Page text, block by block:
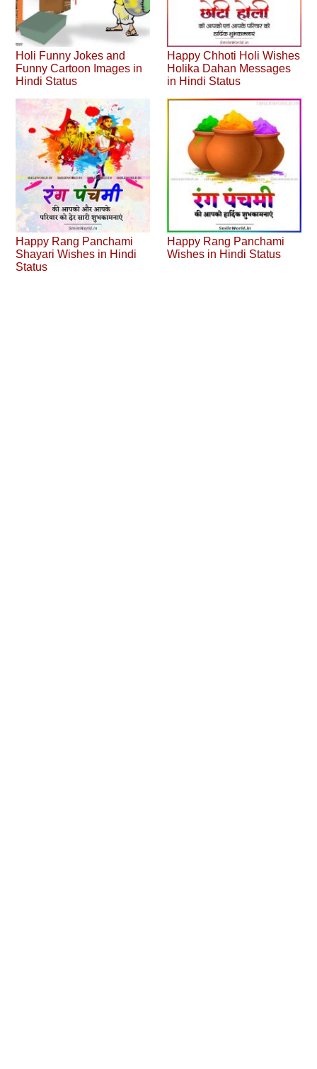
Holi Funny Jokes and
Funny Cartoon Images in
Hindi Status
Happy Chhoti Holi Wishes
Holika Dahan Messages
in Hindi Status
Happy Rang Panchami
Shayari Wishes in Hindi
Status
Happy Rang Panchami
Wishes in Hindi Status